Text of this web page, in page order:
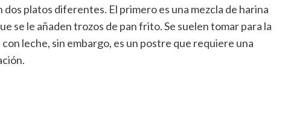
dos platos diferentes. El primero es una mezcla de harina
se le añaden trozos de pan frito. Se suelen tomar para la
leche, sin embargo, es un postre que requiere una